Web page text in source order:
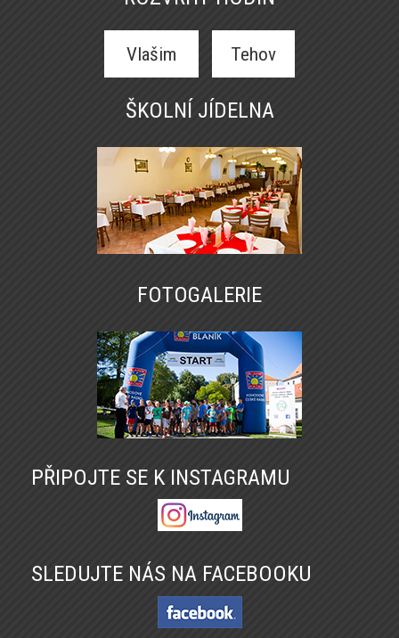
Vlašim Tehov
ŠKOLNÍ JÍDELNA
FOTOGALERIE
PŘIPOJTE SE K INSTAGRAMU
SLEDUJTE NÁS NA FACEBOOKU